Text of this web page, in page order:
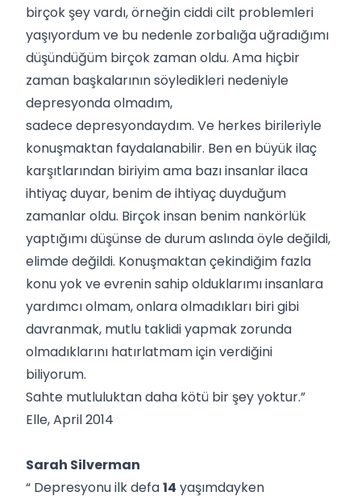
birçok şey vardı, örneğin ciddi cilt problemleri
yaşıyordum ve bu nedenle zorbalığa uğradığımı
düşündüğüm birçok zaman oldu. Ama hiçbir
zaman başkalarının söyledikleri nedeniyle
depresyonda olmadım,
sadece depresyondaydım. Ve herkes birileriyle
konuşmaktan faydalanabilir. Ben en büyük ilaç
karşıtlarından biriyim ama bazı insanlar ilaca
ihtiyaç duyar, benim de ihtiyaç duyduğum
zamanlar oldu. Birçok insan benim nankörlük
yaptığımı düşünse de durum aslında öyle değildi,
elimde değildi. Konuşmaktan çekindiğim fazla
konu yok ve evrenin sahip olduklarımı insanlara
yardımcı olmam, onlara olmadıkları biri gibi
davranmak, mutlu taklidi yapmak zorunda
olmadıklarını hatırlatmam için verdiğini
biliyorum.
Sahte mutluluktan daha kötü bir şey yoktur.”
Elle, April 2014
Sarah Silverman
“ Depresyonu ilk defa14 yaşımdayken